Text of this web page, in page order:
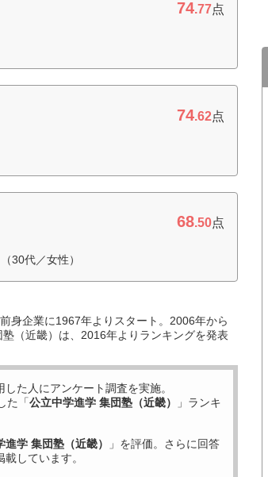
74.77点
74.62点
68.50点
30代／女性）
身企業に1967年よりスタート。2006年から
（近畿）は、2016年よりランキングを発表
した 人にアンケート調査を実施。
た「公立中学進学 集団塾（近畿）
」ランキ
進学 集団塾（近畿）
」を評価。さらに回答
しています。